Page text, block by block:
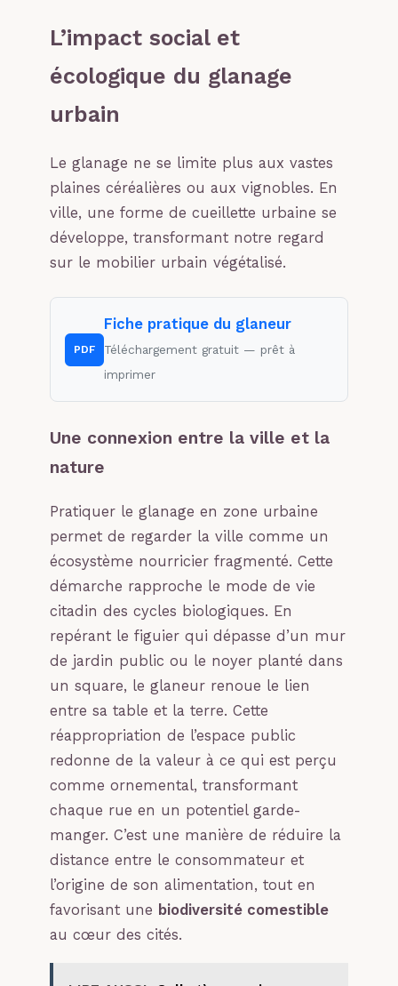
L’impact social et
écologique du glanage
urbain
Le glanage ne se limite plus aux vastes
plaines céréalières ou aux vignobles. En
ville, une forme de cueillette urbaine se
développe, transformant notre regard
sur le mobilier urbain végétalisé.
PDF
Fiche pratique du glaneur
Téléchargement gratuit — prêt à
imprimer
Une connexion entre la ville et la
nature
Pratiquer le glanage en zone urbaine
permet de regarder la ville comme un
écosystème nourricier fragmenté. Cette
démarche rapproche le mode de vie
citadin des cycles biologiques. En
repérant le figuier qui dépasse d’un mur
de jardin public ou le noyer planté dans
un square, le glaneur renoue le lien
entre sa table et la terre. Cette
réappropriation de l’espace public
redonne de la valeur à ce qui est perçu
comme ornemental, transformant
chaque rue en un potentiel garde-
manger. C’est une manière de réduire la
distance entre le consommateur et
l’origine de son alimentation, tout en
favorisant une biodiversité comestible
au cœur des cités.